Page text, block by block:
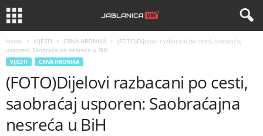
Home VIJESTI CRNA HRONIKA
(FOTO)Dijelovi razbacani po cesti, saobraćaj
usporen: Saobraćajna nesreća u BiH
VIJESTI CRNA HRONIKA
(FOTO)Dijelovi razbacani po cesti,
saobraćaj usporen: Saobraćajna
nesreća u BiH